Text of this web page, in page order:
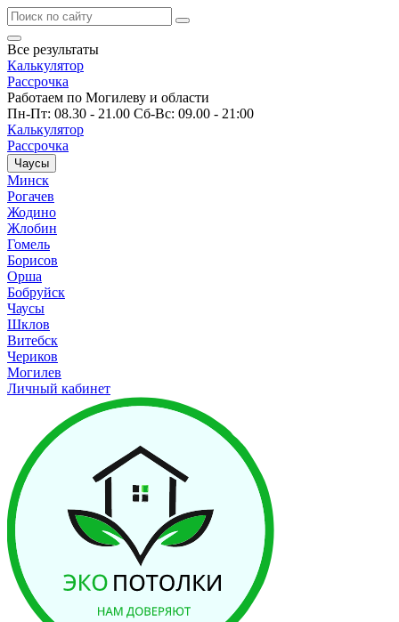
Все результаты
Калькулятор
Рассрочка
Работаем по Могилеву и области
Пн-Пт: 08.30 - 21.00 Сб-Вс: 09.00 - 21:00
Калькулятор
Рассрочка
Чаусы
Минск
Рогачев
Жодино
Жлобин
Гомель
Борисов
Орша
Бобруйск
Чаусы
Шклов
Витебск
Чериков
Могилев
Личный кабинет